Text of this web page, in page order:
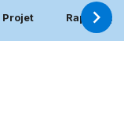
Projet Rapport